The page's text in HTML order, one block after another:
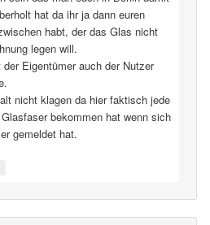
hat da ihr ja dann euren
habt, der das Glas nicht
legen will.
Eigentümer auch der Nutzer
nicht klagen da hier faktisch jede
Glasfaser bekommen hat wenn sich
gemeldet hat.